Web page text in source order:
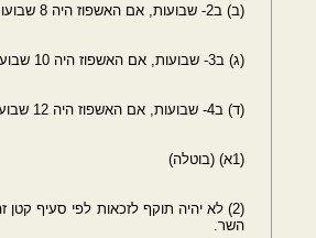
(ב) ב2- שבועות, אם האשפוז היה 8 שבועות לפחות;
(ג) ב3- שבועות, אם האשפוז היה 10 שבועות לפחות;
(ד) ב4- שבועות, אם האשפוז היה 12 שבועות לפחות.
(1א) (בוטלה)
(2) לא יהיה תוקף לזכאות לפי סעיף
השר.